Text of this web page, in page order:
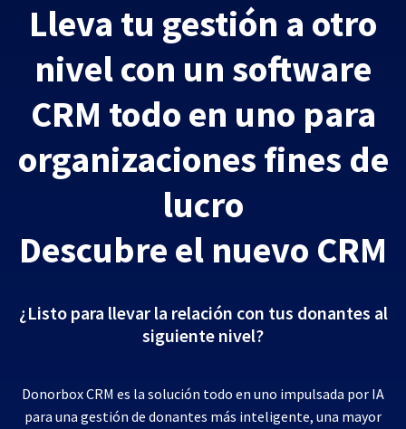
Lleva tu gestión a otro
nivel con un software
CRM todo en uno para
organizaciones fines de
lucro
Descubre el nuevo CRM
¿Listo para llevar la relación con tus donantes al
siguiente nivel?
Donorbox CRM es la solución todo en uno impulsada por IA
para una gestión de donantes más inteligente, una mayor